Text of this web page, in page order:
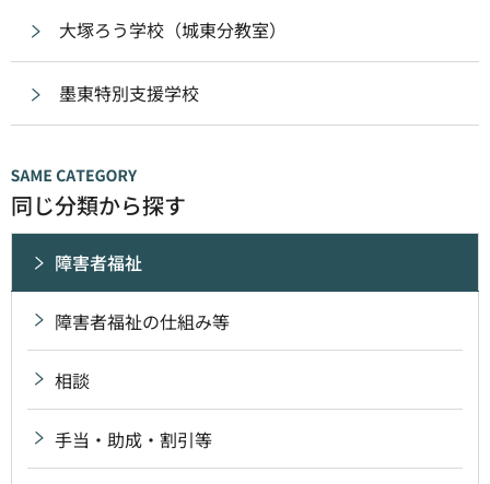
大塚ろう学校（城東分教室）
墨東特別支援学校
同じ分類から探す
障害者福祉
障害者福祉の仕組み等
相談
手当・助成・割引等